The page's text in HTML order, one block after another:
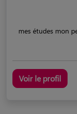
mes études mon
Voir le profil